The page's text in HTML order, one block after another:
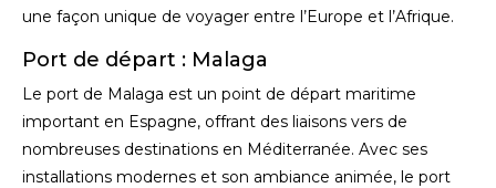
une façon unique de voyager entre l’Europe et l’Afrique.
Port de départ : Malaga
Le port de Malaga est un point de départ maritime
important en Espagne, offrant des liaisons vers de
nombreuses destinations en Méditerranée. Avec ses
installations modernes et son ambiance animée, le port